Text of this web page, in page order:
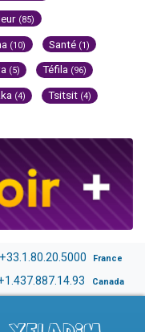
(85)
(10) Santé (1)
(5) Téfila (96)
(4) Tsitsit (4)
+33.1.80.20.5000 France
Canada